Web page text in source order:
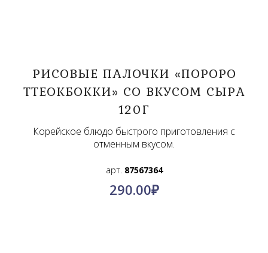
РИСОВЫЕ ПАЛОЧКИ «ПОРОРО
ТТЕОКБОККИ» СО ВКУСОМ СЫРА
120Г
Корейское блюдо быстрого приготовления с
отменным вкусом.
арт. 87567364
290.00₽